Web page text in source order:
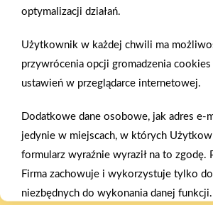
Gwarancja jakości
naszych produktów
Oferujemy zakupy
telefoniczne
na
optymalizacji działań.
Użytkownik w każdej chwili ma
przywrócenia opcji gromadzenia cookies
ustawień w przeglądarce internetowej.
Dodatkowe dane osobowe, jak adres e-
jedynie w miejscach, w których
formularz wyraźnie wyraził na to zgodę.
Firma zachowuje i wykorzystuje tylko
niezbędnych do wykonania danej funkcji.